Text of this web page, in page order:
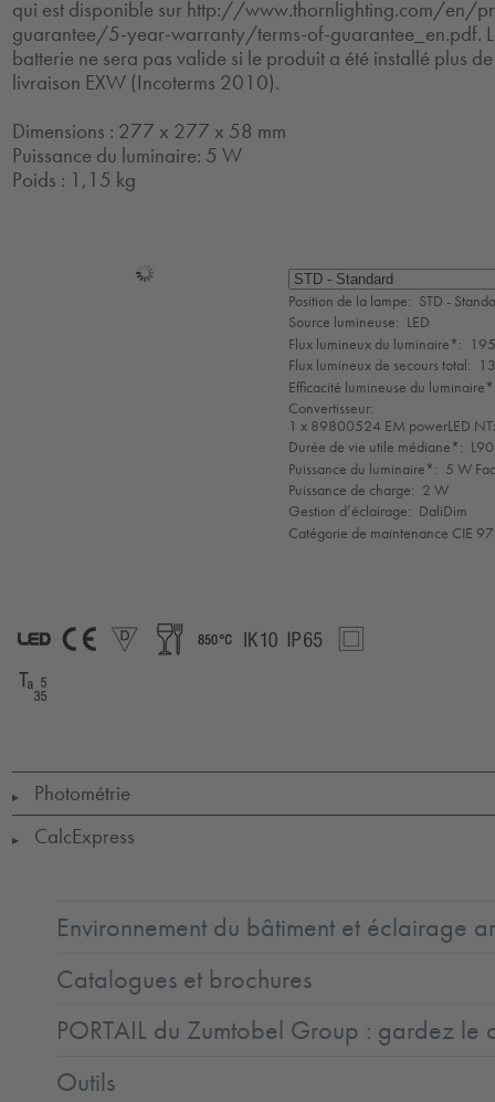
qui est disponible sur http://www.thornlighting.com/en/
guarantee/5-year-warranty/terms-of-guarantee_en.pdf.
batterie ne sera pas valide si le produit a été installé plus
livraison EXW (Incoterms 2010).
Dimensions : 277 x 277 x 58 mm
Puissance du luminaire: 5 W
Poids : 1,15 kg
Sélection
de
mode
Position de la lampe: STD -
Source lumineuse: LED
Flux lumineux du luminaire*:
Flux lumineux de secours total:
Efficacité lumineuse du
Convertisseur:
1 x 89800524 EM powerLED
Durée de vie utile médiane*:
Puissance du luminaire*: 5 W
Puissance de charge: 2 W
Gestion d’éclairage: DaliDim
Catégorie de maintenance CIE
to
+35
▶ Photométrie
▶ CalcExpress
Environnement du bâtiment et éclairage
Catalogues et brochures
PORTAIL du Zumtobel Group : gardez le
Outils